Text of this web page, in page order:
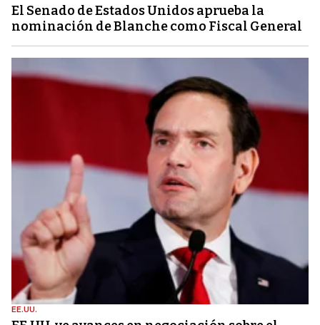
El Senado de Estados Unidos aprueba la
nominación de Blanche como Fiscal General
EE.UU.